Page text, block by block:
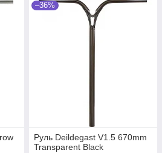
–36%
Руль Deildegast V1.5 670mm
Transparent Black